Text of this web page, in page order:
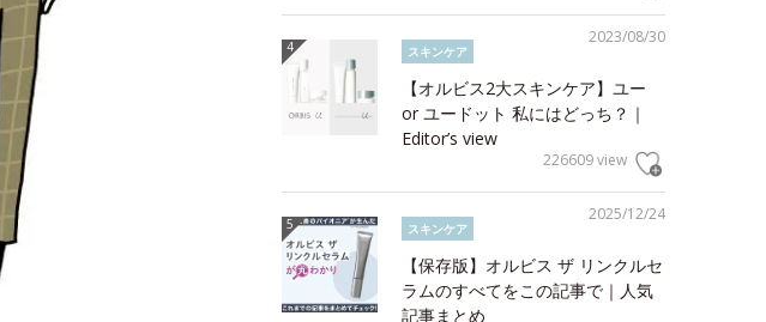
2023/08/30
スキンケア
【オルビス2大スキンケア】ユー
or ユードット 私にはどっち？｜
Editor’s view
226609 view
2025/12/24
スキンケア
【保存版】オルビス ザ リンクルセ
ラムのすべてをこの記事で｜人気
記事まとめ